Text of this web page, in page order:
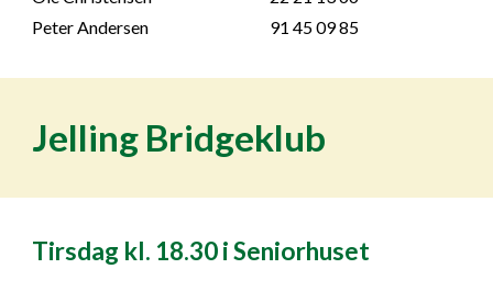
Peter Andersen
91 45 09 85
Jelling Bridgeklub
Tirsdag kl. 18.30 i Seniorhuset